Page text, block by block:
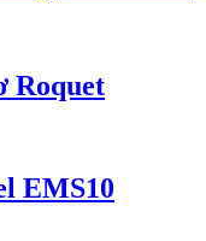
Roquet
EMS10